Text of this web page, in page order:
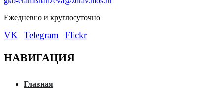
Eжедневно и круглосуточно
VK Telegram Flickr
НАВИГАЦИЯ
Главная